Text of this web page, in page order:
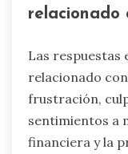
relacionado
Las respuestas
relacionado
frustración,
sentimientos a
financiera y la